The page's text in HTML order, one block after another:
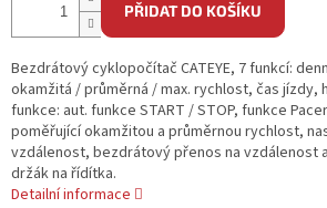
PŘIDAT DO KOŠÍKU
Bezdrátový cyklopočítač CATEYE, 7 funkcí:
okamžitá / průměrná / max. rychlost, čas jízdy,
funkce: aut. funkce START / STOP, funkce
poměřující okamžitou a průměrnou rychlost,
vzdálenost, bezdrátový přenos na vzdálenost
držák na řídítka.
Detailní informace